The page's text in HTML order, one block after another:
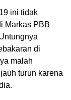
ini tidak
Markas PBB
di
malah
turun karena